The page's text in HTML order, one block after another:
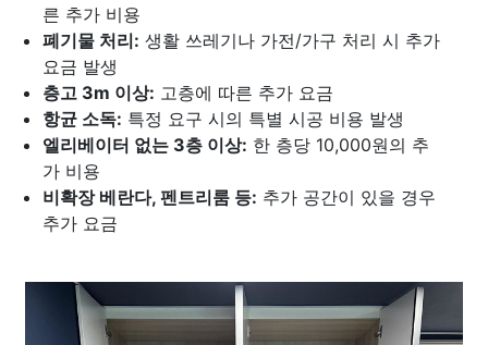
른 추가 비용
폐기물 처리: 생활 쓰레기나 가전/가구 처리 시 추가
요금 발생
층고 3m 이상: 고층에 따른 추가 요금
항균 소독: 특정 요구 시의 특별 시공 비용 발생
엘리베이터 없는 3층 이상: 한 층당 10,000원의 추
가 비용
비확장 베란다, 펜트리룸 등: 추가 공간이 있을 경우
추가 요금